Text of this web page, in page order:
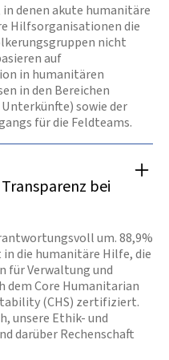
denen akute humanitäre
Hilfsorganisationen die
nicht
auf
in humanitären
in den Bereichen
sowie der
für die Feldteams.
bei
um. 88,9%
die humanitäre Hilfe, die
für Verwaltung und
dem Core Humanitarian
(CHS) zertifiziert.
unsere Ethik- und
darüber Rechenschaft